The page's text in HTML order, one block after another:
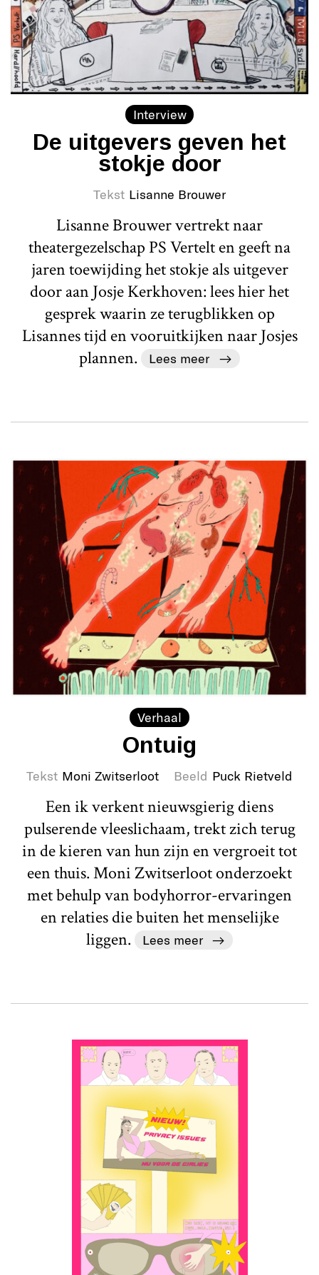
Interview
De uitgevers geven het
stokje door
Tekst Lisanne Brouwer
Lisanne Brouwer vertrekt naar
theatergezelschap PS Vertelt en geeft na
jaren toewijding het stokje als uitgever
door aan Josje Kerkhoven: lees hier het
gesprek waarin ze terugblikken op
Lisannes tijd en vooruitkijken naar Josjes
plannen.
Lees meer
Verhaal
Ontuig
Tekst Moni Zwitserloot Beeld Puck Rietveld
Een ik verkent nieuwsgierig diens
pulserende vleeslichaam, trekt zich terug
in de kieren van hun zijn en vergroeit tot
een thuis. Moni Zwitserloot onderzoekt
met behulp van bodyhorror-ervaringen
en relaties die buiten het menselijke
liggen.
Lees meer